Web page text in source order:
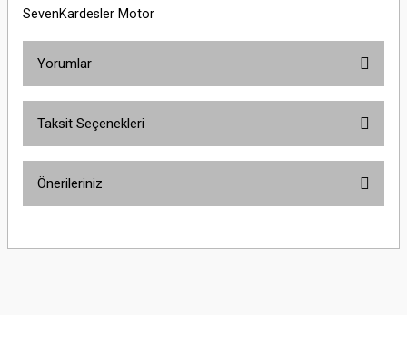
SevenKardesler Motor
Yorumlar
Taksit Seçenekleri
Önerileriniz
yetersiz gördüğünüz noktaları öneri formunu kullanarak tarafımıza